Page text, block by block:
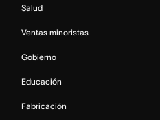
Salud
Ventas minoristas
Gobierno
Educación
Fabricación